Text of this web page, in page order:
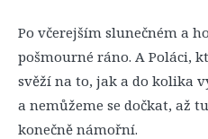
Po včerejším slunečném a
pošmourné ráno. A Poláci,
svěží na to, jak a do kolika
a nemůžeme se dočkat, až
konečně námořní.